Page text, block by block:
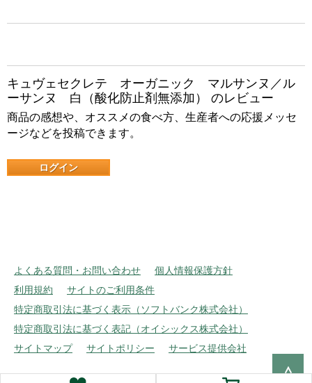
キュヴェセクレテ オーガニック マルサンヌ／ル
ーサンヌ 白（酸化防止剤無添加） のレビュー
商品の感想や、オススメの食べ方、生産者への応援メッセ
ージなどを投稿できます。
ログイン
よくある質問・お問い合わせ
個人情報保護方針
利用規約
サイトのご利用条件
特定商取引法に基づく表示（ソフトバンク株式会社）
特定商取引法に基づく表記（オイシックス株式会社）
サイトマップ
サイトポリシー サービス提供会社